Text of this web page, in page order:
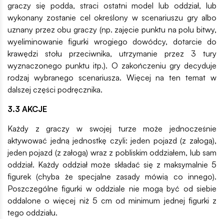
graczy się podda, straci ostatni model lub oddział, lub
wykonany zostanie cel określony w scenariuszu gry albo
uznany przez obu graczy (np. zajęcie punktu na polu bitwy,
wyeliminowanie figurki wrogiego dowódcy, dotarcie do
krawędzi stołu przeciwnika, utrzymanie przez 3 tury
wyznaczonego punktu itp.). O zakończeniu gry decyduje
rodzaj wybranego scenariusza. Więcej na ten temat w
dalszej części podręcznika.
3.3 AKCJE
Każdy z graczy w swojej turze może jednocześnie
aktywować jedną jednostkę czyli: jeden pojazd (z załogą),
jeden pojazd (z załogą) wraz z pobliskim oddziałem, lub sam
oddział. Każdy oddział może składać się z maksymalnie 5
figurek (chyba że specjalne zasady mówią co innego).
Poszczególne figurki w oddziale nie mogą być od siebie
oddalone o więcej niż 5 cm od minimum jednej figurki z
tego oddziału.